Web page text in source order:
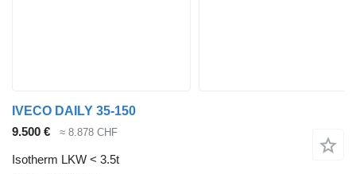
IVECO DAILY 35-150
9.500 €
≈ 8.878 CHF
Isotherm LKW < 3.5t